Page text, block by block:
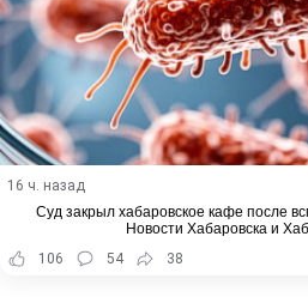
16 ч. назад
Суд закрыл хабаровское кафе после
Новости Хабаровска и
106
54 38